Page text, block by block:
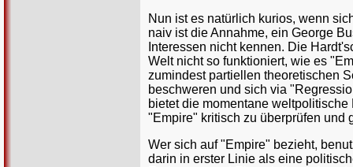
Nun ist es natürlich kurios, wenn
naiv ist die Annahme, ein George
Interessen nicht kennen. Die
Welt nicht so funktioniert, wie es
zumindest partiellen theoretischen
beschweren und sich via
bietet die momentane
"Empire" kritisch zu überprüfen und
Wer sich auf "Empire" bezieht,
darin in erster Linie als eine